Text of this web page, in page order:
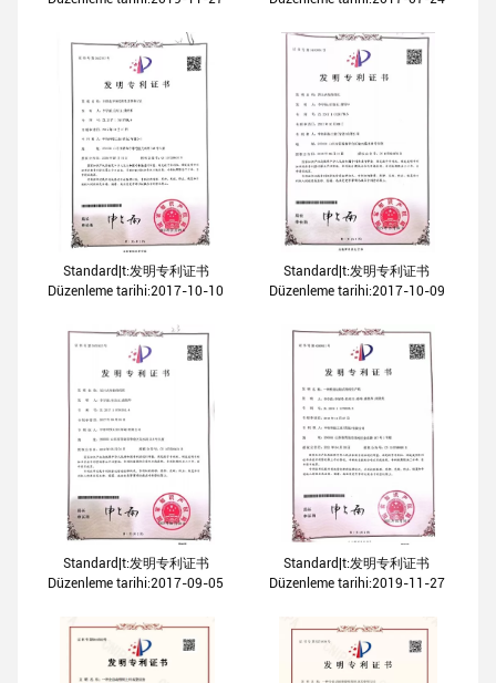
Standard|t:发明专利证书
Düzenleme tarihi:2017-10-10
Standard|t:发明专利证书
Düzenleme tarihi:2017-10-09
Standard|t:发明专利证书
Düzenleme tarihi:2017-09-05
Standard|t:发明专利证书
Düzenleme tarihi:2019-11-27